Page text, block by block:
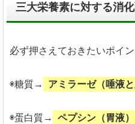
三大栄養素に対する消
必ず押さえておきたいポイン
◉糖質→ アミラーゼ（唾液と
◉蛋白質→ ペプシン（胃液